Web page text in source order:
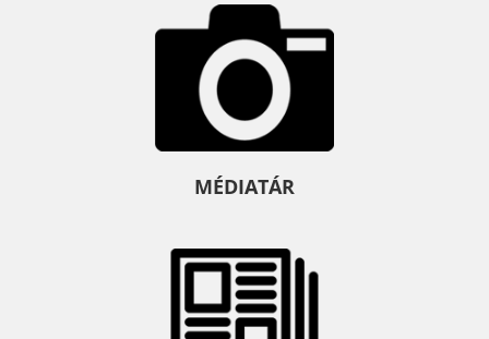
MÉDIATÁR